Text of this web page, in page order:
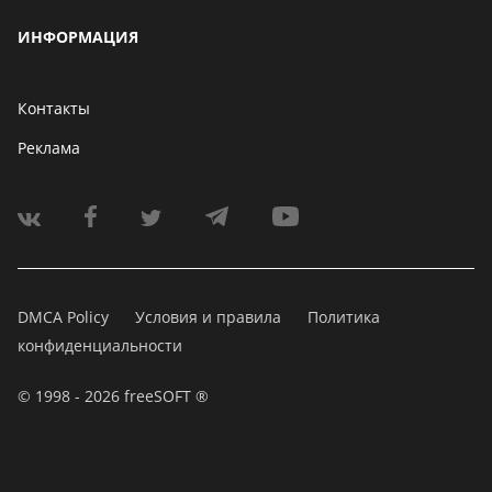
ИНФОРМАЦИЯ
Контакты
Реклама
DMCA Policy Условия и правила
Политика
конфиденциальности
© 1998 - 2026 freeSOFT ®